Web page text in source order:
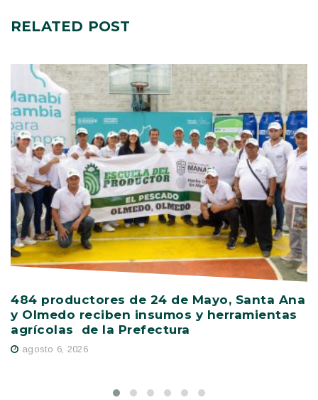
RELATED POST
484 productores de 24 de Mayo, Santa Ana
y Olmedo reciben insumos y herramientas
agrícolas de la Prefectura
agosto 6, 2026